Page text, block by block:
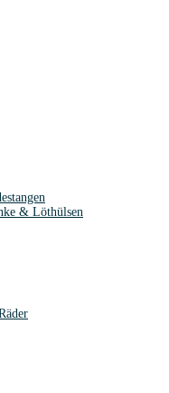
& Löthülsen